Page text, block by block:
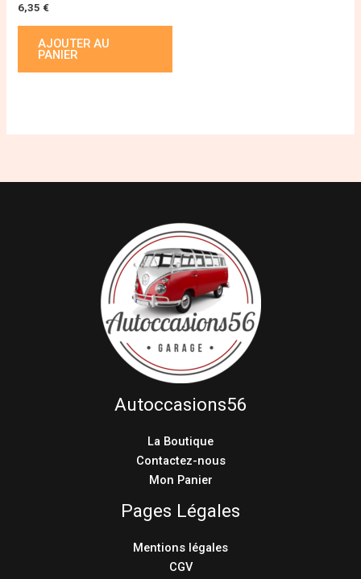
6,35 €
AJOUTER AU
PANIER
Autoccasions56
La Boutique
Contactez-nous
Mon Panier
Pages Légales
Mentions légales
CGV